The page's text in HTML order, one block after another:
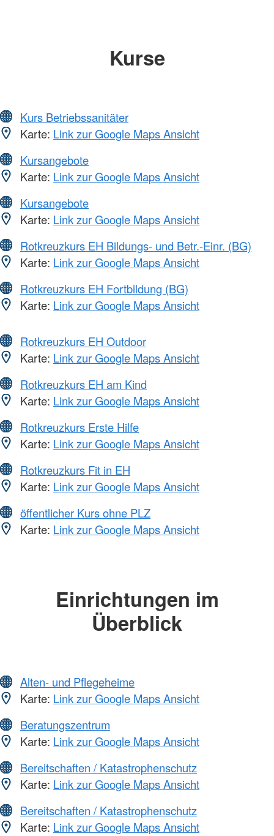
Kurse
Kurs Betriebssanitäter
Karte: Link zur Google Maps Ansicht
Kursangebote
Karte: Link zur Google Maps Ansicht
Kursangebote
Karte: Link zur Google Maps Ansicht
Rotkreuzkurs EH Bildungs- und Betr.-Einr. (BG)
Karte: Link zur Google Maps Ansicht
Rotkreuzkurs EH Fortbildung (BG)
Karte: Link zur Google Maps Ansicht
Rotkreuzkurs EH Outdoor
Karte: Link zur Google Maps Ansicht
Rotkreuzkurs EH am Kind
Karte: Link zur Google Maps Ansicht
Rotkreuzkurs Erste Hilfe
Karte: Link zur Google Maps Ansicht
Rotkreuzkurs Fit in EH
Karte: Link zur Google Maps Ansicht
öffentlicher Kurs ohne PLZ
Karte: Link zur Google Maps Ansicht
Einrichtungen im
Überblick
Alten- und Pflegeheime
Karte: Link zur Google Maps Ansicht
Beratungszentrum
Karte: Link zur Google Maps Ansicht
Bereitschaften / Katastrophenschutz
Karte: Link zur Google Maps Ansicht
Bereitschaften / Katastrophenschutz
Karte: Link zur Google Maps Ansicht